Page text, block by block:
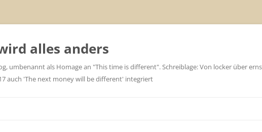
alles anders
umbenannt als Homage an "This time is different". Schreiblage: Von locker über
auch 'The next money will be different' integriert